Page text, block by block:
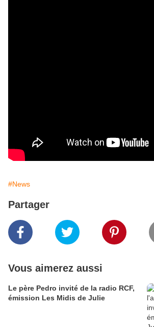
#News
Partager
Vous aimerez aussi
Le père Pedro invité de la radio RCF,
émission Les Midis de Julie